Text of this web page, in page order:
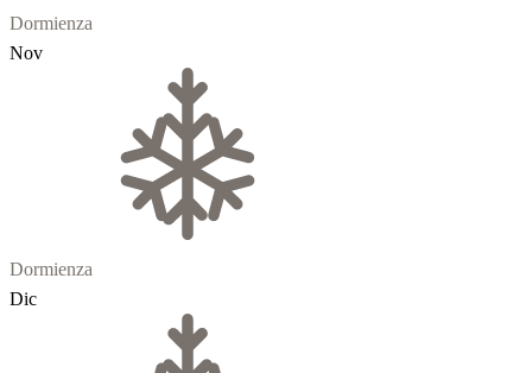
Dormienza
Nov
Dormienza
Dic